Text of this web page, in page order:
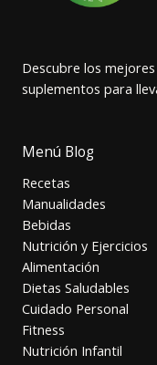
Descubre los
suplementos para
Menú Blog
Recetas
Manualidades
Bebidas
Nutrición y Ejercicios
Alimentación
Dietas Saludables
Cuidado Personal
Fitness
Nutrición Infantil